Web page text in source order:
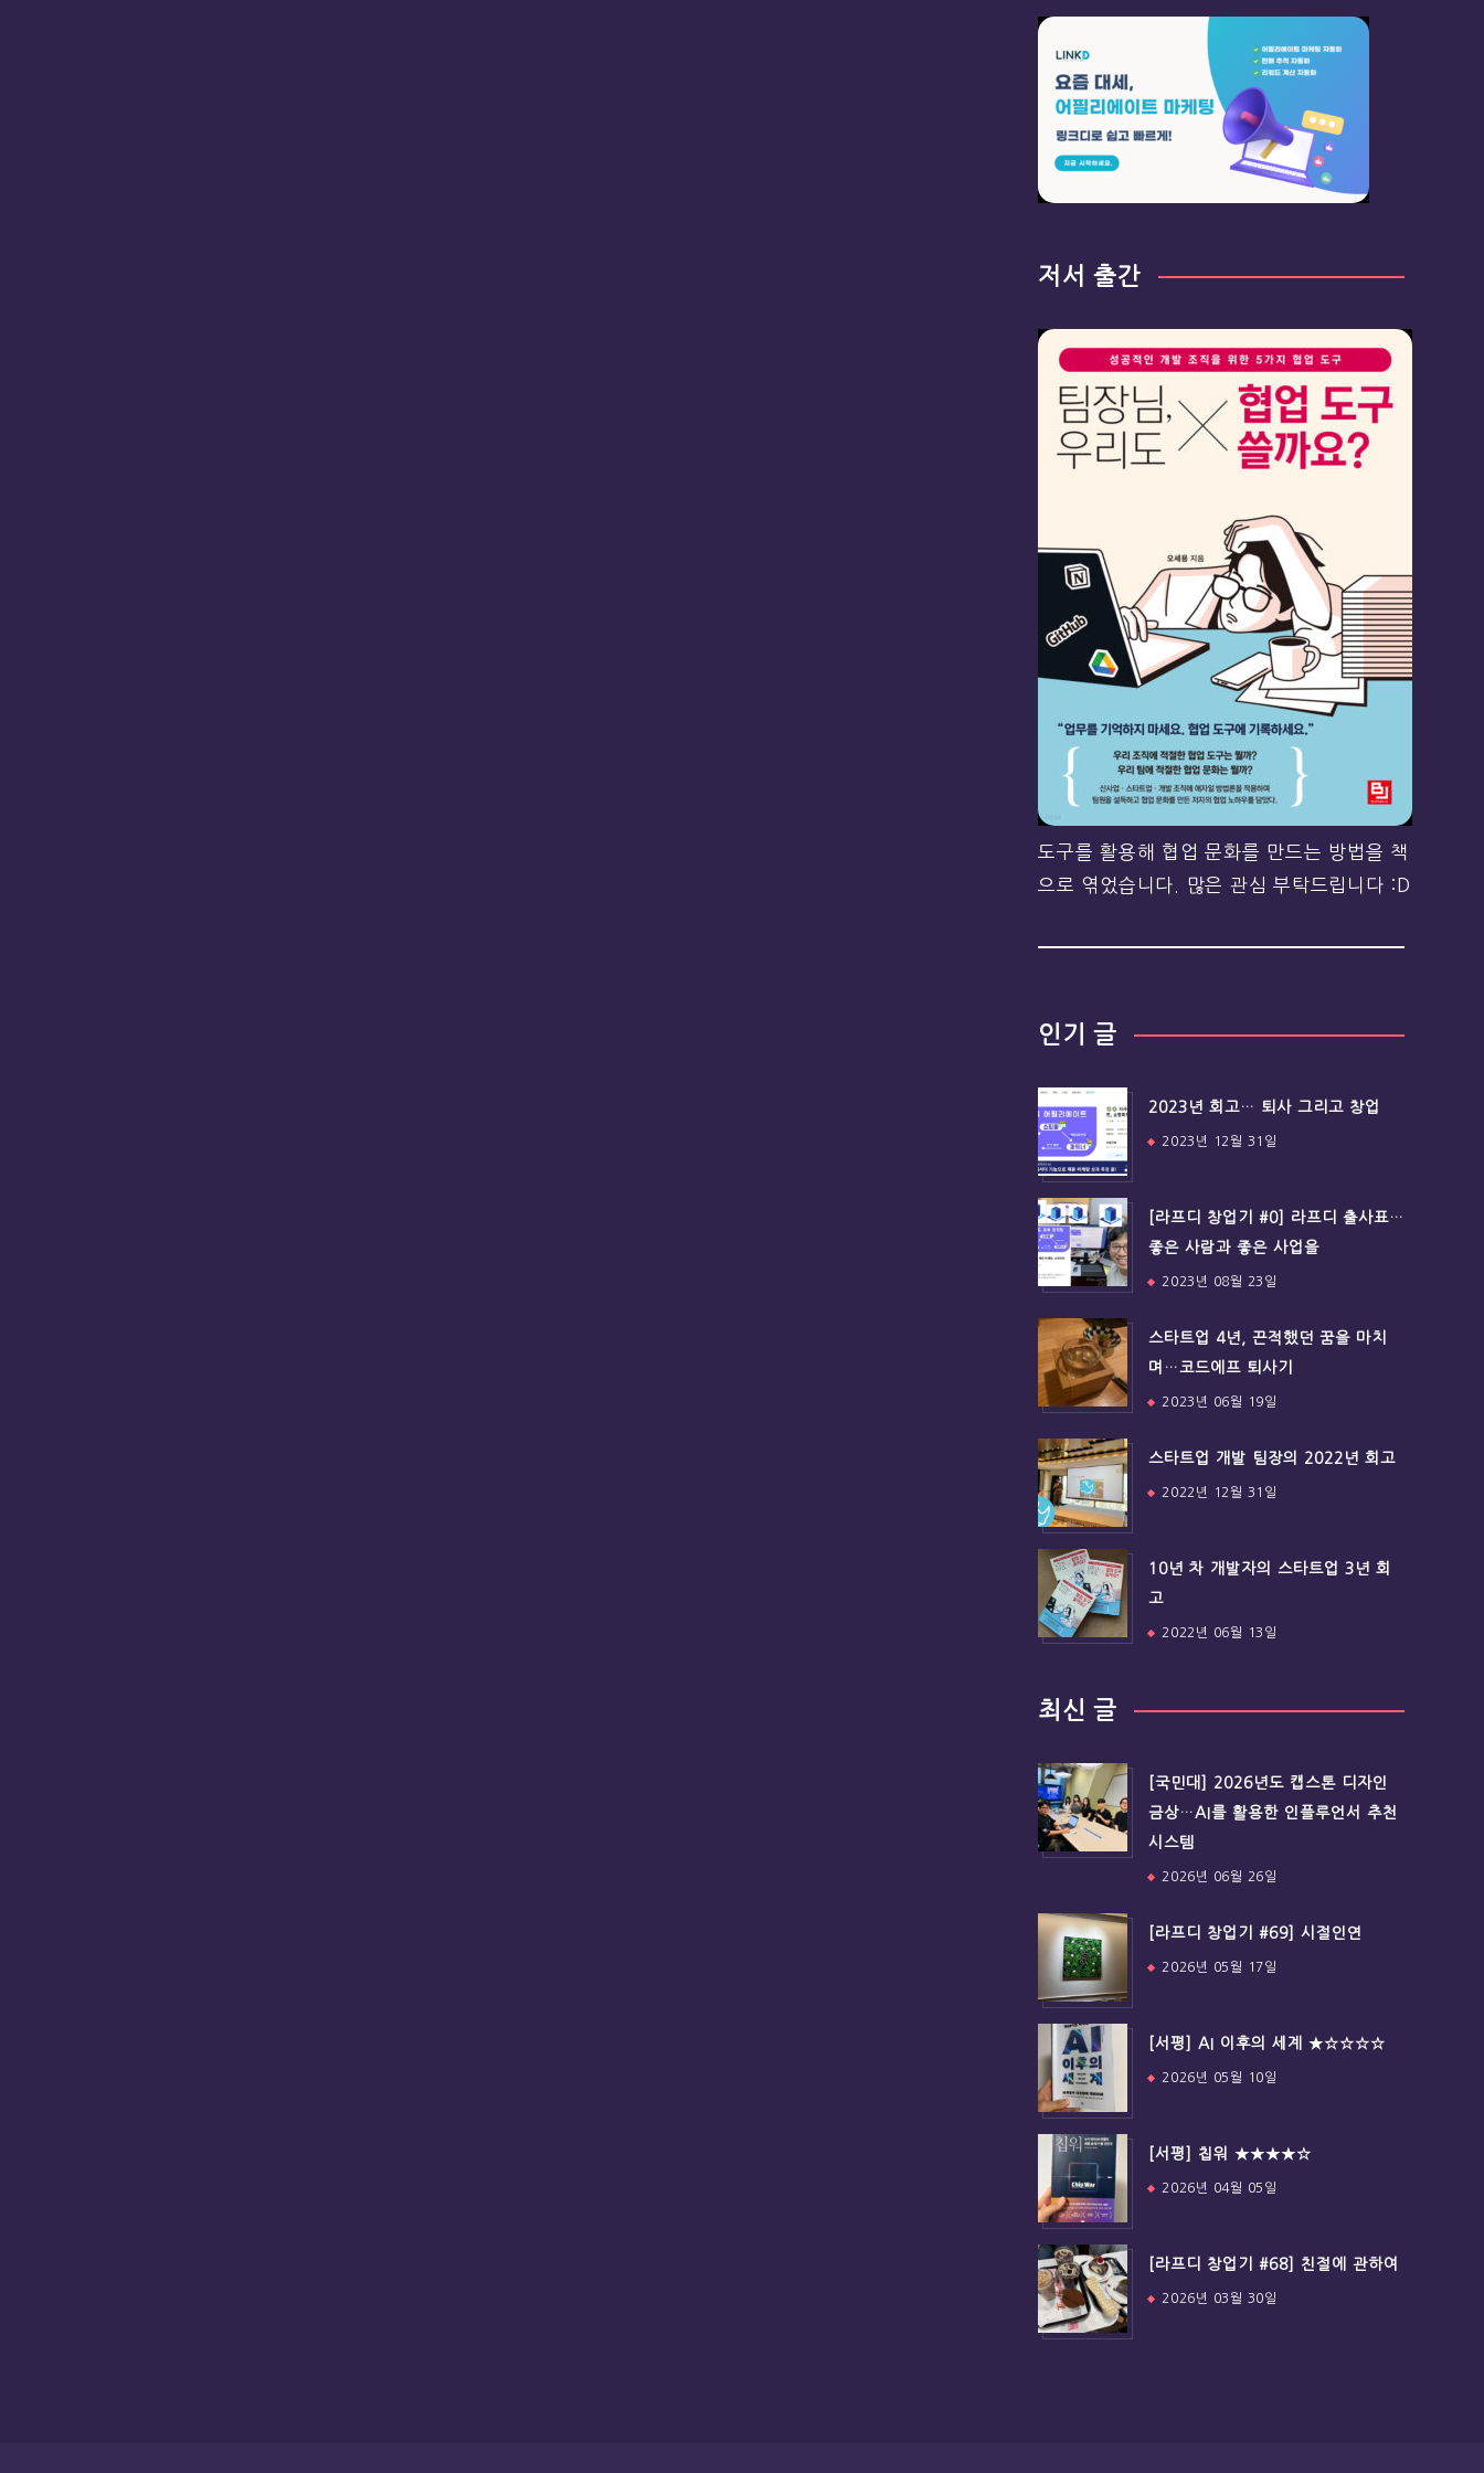
저서 출간
도구를 활용해 협업 문화를 만드는 방법을 책
으로 엮었습니다. 많은 관심 부탁드립니다 :D
인기 글
2023년 회고… 퇴사 그리고 창업
2023년 12월 31일
[라프디 창업기 #0] 라프디 출사표…
좋은 사람과 좋은 사업을
2023년 08월 23일
스타트업 4년, 끈적했던 꿈을 마치
며…코드에프 퇴사기
2023년 06월 19일
스타트업 개발 팀장의 2022년 회고
2022년 12월 31일
10년 차 개발자의 스타트업 3년 회
고
2022년 06월 13일
최신 글
[국민대] 2026년도 캡스톤 디자인
금상…AI를 활용한 인플루언서 추천
시스템
2026년 06월 26일
[라프디 창업기 #69] 시절인연
2026년 05월 17일
[서평] AI 이후의 세계 ★☆☆☆☆
2026년 05월 10일
[서평] 칩워 ★★★★☆
2026년 04월 05일
[라프디 창업기 #68] 친절에 관하여
2026년 03월 30일